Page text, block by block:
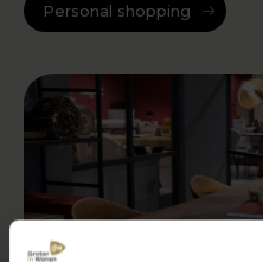
Personal shopping